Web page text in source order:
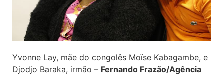
Yvonne Lay, mãe do congolês Moïse Kabagambe, e
Djodjo Baraka, irmão – Fernando Frazão/Agência